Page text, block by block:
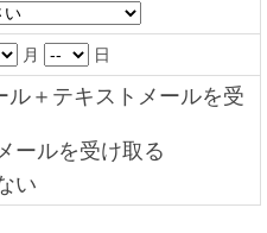
月 日
ル＋テキストメールを受
ールを受け取る
い